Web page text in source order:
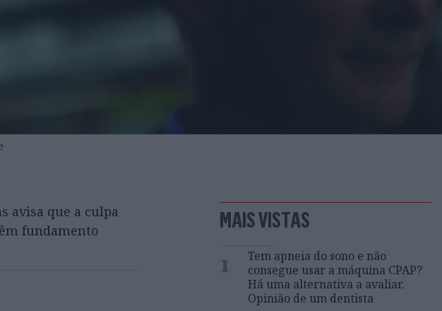
avisa que a culpa
fundamento
MAIS VISTAS
1
Tem apneia do sono e não
consegue usar a máquina CPAP?
Há uma alternativa a avaliar.
Opinião de um dentista